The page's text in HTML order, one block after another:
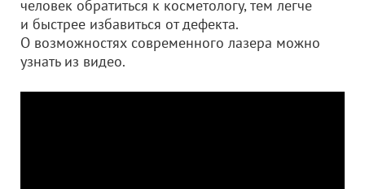
человек обратиться к косметологу, тем легче
и быстрее избавиться от дефекта.
О возможностях современного лазера можно
узнать из видео.